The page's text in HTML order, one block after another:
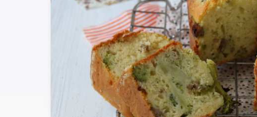
Pizzas et focaccia